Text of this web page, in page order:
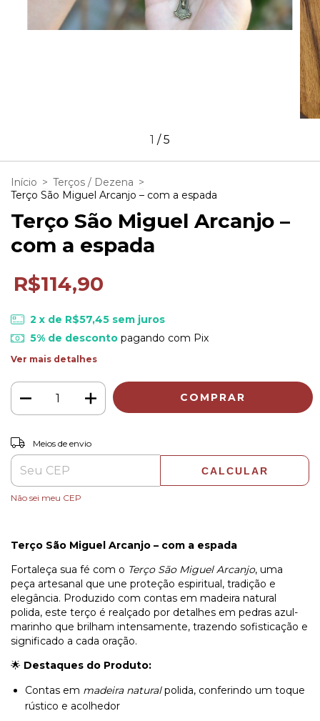
1 /5
Início > Terços / Dezena >
Terço São Miguel Arcanjo – com a espada
Terço São Miguel Arcanjo –
com a espada
R$114,90
2 x de R$57,45 sem juros
5% de descontopagando com Pix
Ver mais detalhes
Entregas para o CEP:
Meios de envio
CALCULAR
Não sei meu CEP
Terço São Miguel Arcanjo – com a espada
Fortaleça sua fé com o Terço São Miguel Arcanjo, uma
peça artesanal que une proteção espiritual, tradição e
elegância. Produzido com contas em madeira natural
polida, este terço é realçado por detalhes em pedras azul-
marinho que brilham intensamente, trazendo sofisticação e
significado a cada oração.
🌟 Destaques do Produto:
Contas em madeira naturalpolida, conferindo um toque
rústico e acolhedor